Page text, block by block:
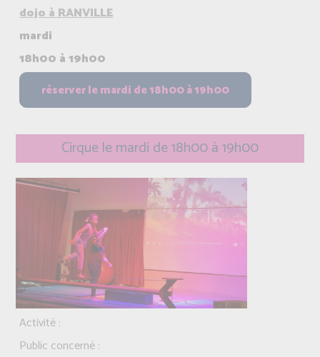
dojo à RANVILLE
mardi
18h00 à 19h00
Cirque le mardi de 18h00 à 19h00
Activité :
Public concerné :